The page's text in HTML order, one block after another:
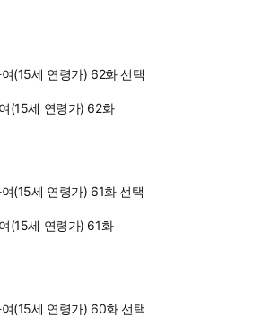
(15세 연령가) 62화 선택
(15세 연령가) 62화
(15세 연령가) 61화 선택
(15세 연령가) 61화
(15세 연령가) 60화 선택